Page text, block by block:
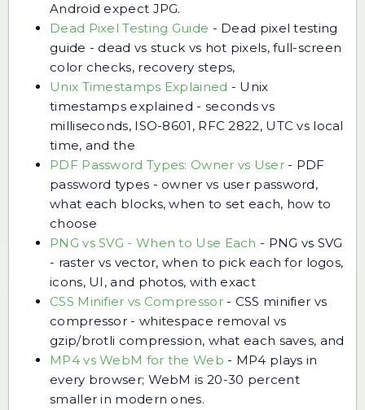
Android expect JPG.
Dead Pixel Testing Guide - Dead pixel testing
guide - dead vs stuck vs hot pixels, full-screen
color checks, recovery steps,
Unix Timestamps Explained - Unix
timestamps explained - seconds vs
milliseconds, ISO-8601, RFC 2822, UTC vs local
time, and the
PDF Password Types: Owner vs User- PDF
password types - owner vs user password,
what each blocks, when to set each, how to
choose
PNG vs SVG - When to Use Each - PNG vs SVG
- raster vs vector, when to pick each for logos,
icons, UI, and photos, with exact
CSS Minifier vs Compressor- CSS minifier vs
compressor - whitespace removal vs
gzip/brotli compression, what each saves, and
MP4 vs WebM for the Web - MP4 plays in
every browser; WebM is 20-30 percent
smaller in modern ones.